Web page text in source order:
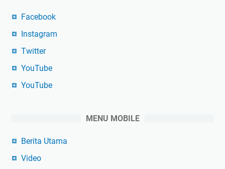
Facebook
Instagram
Twitter
YouTube
YouTube
MENU MOBILE
Berita Utama
Video